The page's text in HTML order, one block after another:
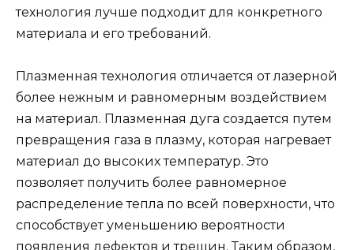
технология лучше подходит для конкретного
материала и его требований.
Плазменная технология отличается от лазерной
более нежным и равномерным воздействием
на материал. Плазменная дуга создается путем
превращения газа в плазму, которая нагревает
материал до высоких температур. Это
позволяет получить более равномерное
распределение тепла по всей поверхности, что
способствует уменьшению вероятности
появления дефектов и трещин. Таким образом,